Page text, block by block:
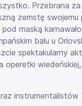
Przebrana
zemstę
maską
balu u
spektakularny
instrumentalistów